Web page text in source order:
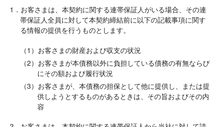
1．お客さまは、本契約に関する連帯保証人がいる場合、その連
帯保証人全員に対して本契約締結前に以下の記載事項に関す
る情報の提供を行うものとします。
（1）お客さまの財産および収支の状況
（2）お客さまが本債務以外に負担している債務の有無ならび
にその額および履行状況
（3）お客さまが、本債務の担保として他に提供し、または提
供しようとするものがあるときは、その旨およびその内
容